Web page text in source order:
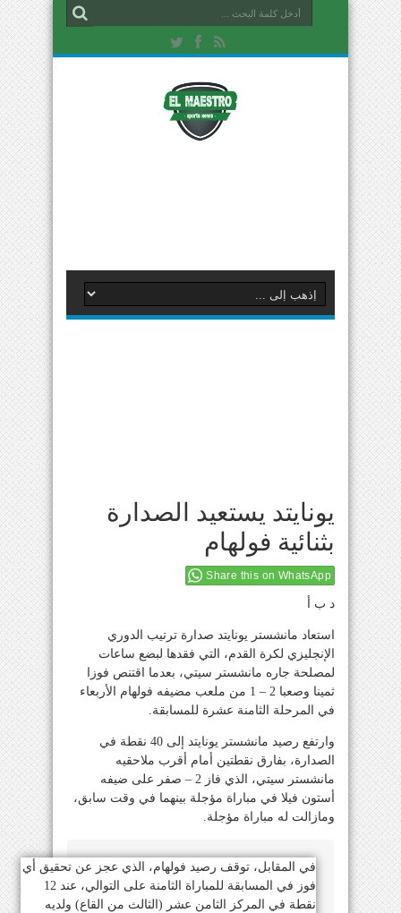
يونايتد يستعيد الصدارة
بثنائية فولهام
Share this on WhatsApp
د ب أ
استعاد مانشستر يونايتد صدارة ترتيب الدوري
الإنجليزي لكرة القدم، التي فقدها لبضع ساعات
لمصلحة جاره مانشستر سيتي، بعدما اقتنص فوزا
ثمينا وصعبا 2 – 1 من ملعب مضيفه فولهام الأربعاء
في المرحلة الثامنة عشرة للمسابقة.
وارتفع رصيد مانشستر يونايتد إلى 40 نقطة في
الصدارة، بفارق نقطتين أمام أقرب ملاحقيه
مانشستر سيتي، الذي فاز 2 – صفر على ضيفه
أستون فيلا في مباراة مؤجلة بينهما في وقت سابق،
ومازالت له مباراة مؤجلة.
في المقابل، توقف رصيد فولهام، الذي عجز عن تحقيق أي
فوز في المسابقة للمباراة الثامنة على التوالي، عند 12
نقطة في المركز الثامن عشر (الثالث من القاع) ولديه